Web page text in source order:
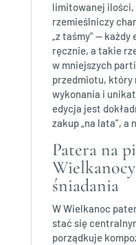
limitowanej ilości,
rzemieślniczy
„z taśmy” —
ręcznie, a takie
w mniejszych
przedmiotu, który
wykonania i
edycja jest
zakup „na lata”, a
Patera na
śniadania
W Wielkanoc
stać się
porządkuje